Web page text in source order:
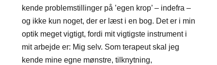
kende problemstillinger på ’egen krop’ – indefra –
og ikke kun noget, der er læst i en bog. Det er i min
optik meget vigtigt, fordi mit vigtigste instrument i
mit arbejde er: Mig selv. Som terapeut skal jeg
kende mine egne mønstre, tilknytning,